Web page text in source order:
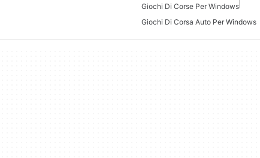
Giochi Di Corse Per Windows
Giochi Di Corsa Auto Per Windows